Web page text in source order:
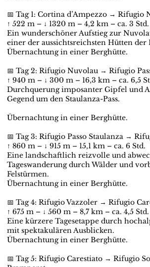
📅 Tag 1: Cortina d’Ampezzo → Rifugio
↑ 522 m – ↓ 1320 m – 4,2 km – ca. 3 Std.
Ein wunderschöner Aufstieg zur
einer der aussichtsreichsten Hütten
Übernachtung in einer Berghütte.
📅 Tag 2: Rifugio Nuvolau → Rifugio
↑ 940 m – ↓ 300 m – 16,3 km – ca. 6,5
Durchquerung imposanter Gipfel und
Gegend um den Staulanza-Pass.
Übernachtung in einer Berghütte.
📅 Tag 3: Rifugio Passo Staulanza →
↑ 860 m – ↓ 915 m – 15,1 km – ca. 6 Std.
Eine landschaftlich reizvolle und
Tageswanderung durch Wälder und
Felstürmen.
Übernachtung in einer Berghütte.
📅 Tag 4: Rifugio Vazzoler → Rifugio
↑ 675 m – ↓ 560 m – 8,7 km – ca. 4,5 Std.
Eine kürzere Tagesetappe durch
mit spektakulären Ausblicken.
Übernachtung in einer Berghütte.
📅 Tag 5: Rifugio Carestiato → Rifugio